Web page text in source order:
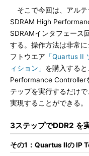
そこで今回は、アルテ
SDRAM High
SDRAMインタフェース
する。操作方法は非常
フトウエア 「Quartus II
ィション」 を購入する
Performance Controller
テップを実行するだけ
実現することができる。
3ステップでDDR2 を
その1：Quartus IIの IP